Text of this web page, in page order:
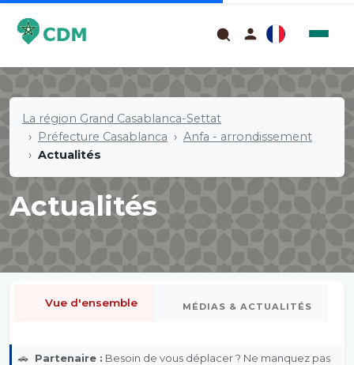
La région Grand Casablanca-Settat
Préfecture Casablanca
Anfa - arrondissement
Actualités
Actualités
Vue d'ensemble MÉDIAS & ACTUALITÉS
🚗 Partenaire : Besoin de vous déplacer ? Ne manquez pas